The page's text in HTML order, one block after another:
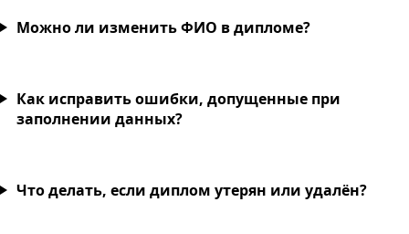
Можно ли изменить ФИО в дипломе?
Как исправить ошибки, допущенные при
заполнении данных?
Что делать, если диплом утерян или удалён?